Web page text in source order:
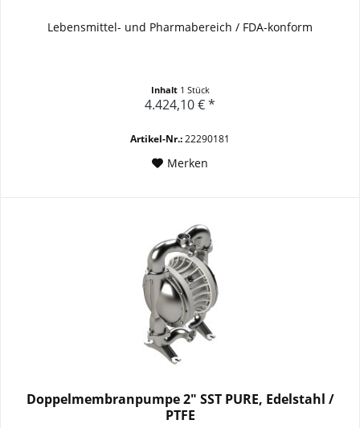
Lebensmittel- und Pharmabereich / FDA-konform
Inhalt 1 Stück
4.424,10 € *
Artikel-Nr.:22290181
Merken
Doppelmembranpumpe 2" SST PURE, Edelstahl /
PTFE